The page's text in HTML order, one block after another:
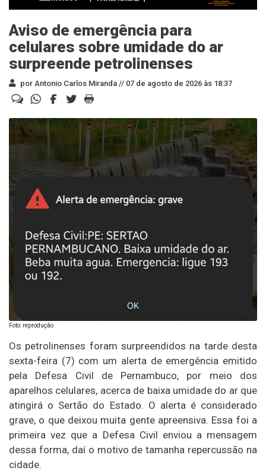
Aviso de emergência para
celulares sobre umidade do ar
surpreende petrolinenses
por Antonio Carlos Miranda // 07 de agosto de 2026 às 18:37
Foto: reprodução
Os petrolinenses foram surpreendidos na tarde desta
sexta-feira (7) com um alerta de emergência emitido
pela Defesa Civil de Pernambuco, por meio dos
aparelhos celulares, acerca de baixa umidade do ar que
atingirá o Sertão do Estado. O alerta é considerado
grave, o que deixou muita gente apreensiva. Essa foi a
primeira vez que a Defesa Civil enviou a mensagem
dessa forma, daí o motivo de tamanha repercussão na
cidade.